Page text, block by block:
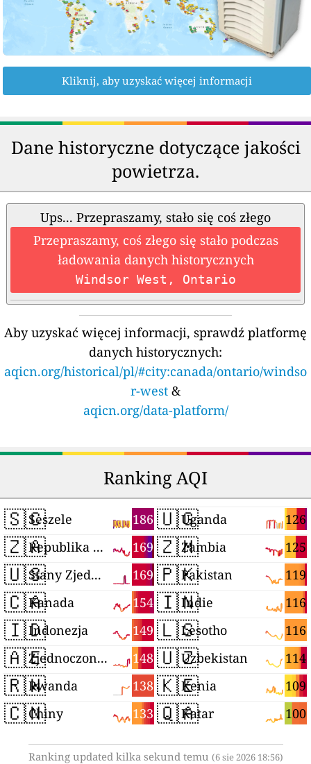
Kliknij, aby uzyskać więcej informacji
Dane historyczne dotyczące jakości
powietrza.
Ups... Przepraszamy, stało się coś złego
Przepraszamy, coś złego się stało podczas
ładowania danych historycznych
Windsor West, Ontario
Aby uzyskać więcej informacji, sprawdź platformę
danych historycznych:
aqicn.org/historical/pl/#city:canada/ontario/windso
r-west &
aqicn.org/data-platform/
Ranking AQI
🇸🇨 186
Seszele
🇿🇦 169
Republika Południowej Afryki
🇺🇸 169
Stany Zjednoczone
🇨🇦 154
Kanada
🇮🇩 149
Indonezja
🇦🇪 148
Zjednoczone Emiraty Arabskie
🇷🇼 138
Rwanda
🇨🇳 133
Chiny
🇺🇬 126
Uganda
🇿🇲 125
Zambia
🇵🇰 119
Pakistan
🇮🇳 116
Indie
🇱🇸 116
Lesotho
🇺🇿 114
Uzbekistan
🇰🇪 109
Kenia
🇶🇦 100
Katar
Ranking updated kilka sekund temu (6 sie 2026 18:56)